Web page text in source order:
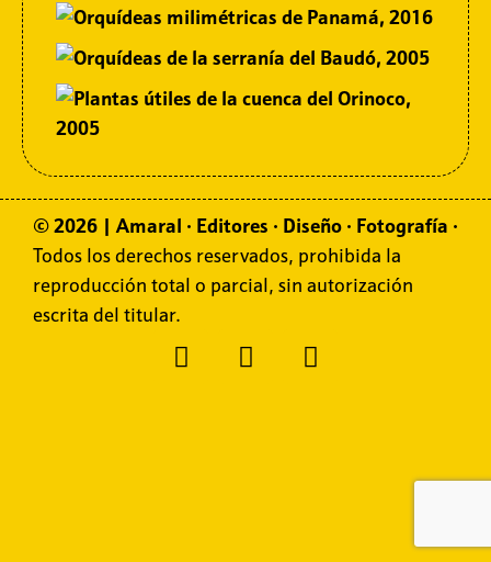
© 2026 | Amaral · Editores · Diseño · Fotografía ·
Todos los derechos reservados, prohibida la
reproducción total o parcial, sin autorización
escrita del titular.